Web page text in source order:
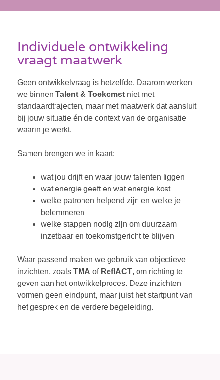
Individuele ontwikkeling
vraagt maatwerk
Geen ontwikkelvraag is hetzelfde. Daarom werken
we binnen Talent & Toekomst niet met
standaardtrajecten, maar met maatwerk dat aansluit
bij jouw situatie én de context van de organisatie
waarin je werkt.
Samen brengen we in kaart:
wat jou drijft en waar jouw talenten liggen
wat energie geeft en wat energie kost
welke patronen helpend zijn en welke je
belemmeren
welke stappen nodig zijn om duurzaam
inzetbaar en toekomstgericht te blijven
Waar passend maken we gebruik van objectieve
inzichten, zoals TMA of ReflACT, om richting te
geven aan het ontwikkelproces. Deze inzichten
vormen geen eindpunt, maar juist het startpunt van
het gesprek en de verdere begeleiding.